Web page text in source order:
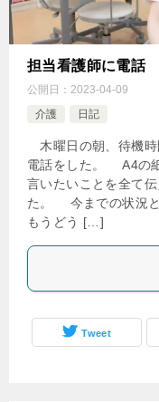
担当看護師に電話
公開日： 2023-04-09
介護
日記
木曜日の朝、待機時
電話をした。 A4の
言いたいことを全て
た。 今までの状況と
もうどう […]
Tweet